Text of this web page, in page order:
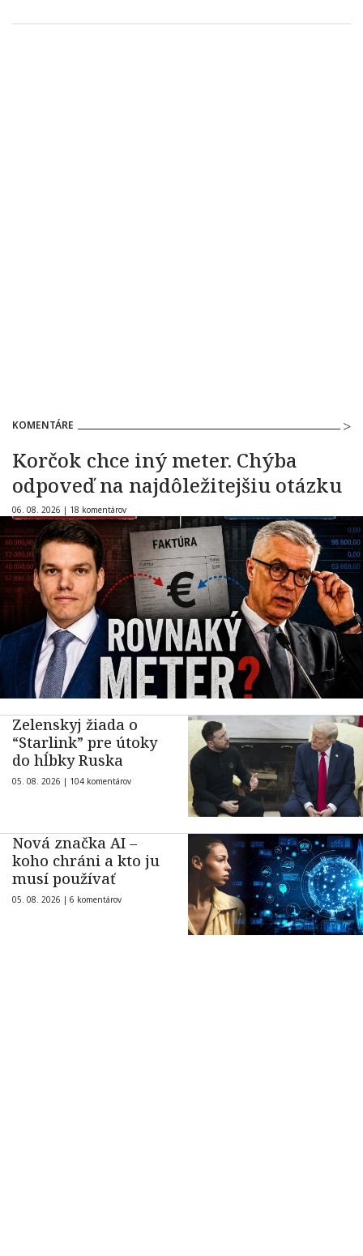
KOMENTÁRE
Korčok chce iný meter. Chýba
odpoveď na najdôležitejšiu otázku
06. 08. 2026 | 18 komentárov
Zelenskyj žiada o
“Starlink” pre útoky
do hĺbky Ruska
05. 08. 2026 | 104 komentárov
Nová značka AI –
koho chráni a kto ju
musí používať
05. 08. 2026 | 6 komentárov